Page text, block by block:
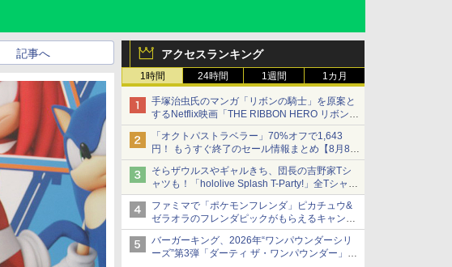
アクセスランキング
1時間 24時間 1週間 1カ月
手塚治虫氏のマンガ「リボンの騎士」を原案と
するNetflix映画「THE RIBBON HERO リボンヒ
ーロー」本日配信開始
「オクトパストラベラー」70%オフで1,643
円！ もうすぐ終了のセール情報まとめ【8月8日
更新】
ニンテンドーeショップでは「大神 絶景版」が
67%オフで990円
そらザウルスやギャルきち、団長の吉野家Tシ
ャツも！「hololive Splash T-Party!」全Tシャツ
ラインナップ公開＆オンライン販売開始
ファミマで「ポケモンフレンダ」ピカチュウ&
ゼラオラのフレンダピックがもらえるキャンペ
ーン開催！
バーガーキング、2026年“ワンパウンダーシリ
ーズ”第3弾「ダーティ ザ・ワンパウンダー」を
記事へ